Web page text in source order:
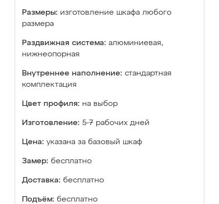
Размеры: изготовление шкафа любого
размера
Раздвижная система: алюминиевая,
нижнеопорная
Внутреннее наполнение: стандартная
комплектация
Цвет профиля: на выбор
Изготовление: 5-7 рабочих дней
Цена: указана за базовый шкаф
Замер: бесплатно
Доставка: бесплатно
Подъём: бесплатно